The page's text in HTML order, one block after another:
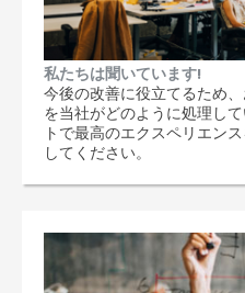
私たちは聞いています!
今後の改善に役立てるため
を当社がどのように処理し
トで最高のエクスペリエン
してください。